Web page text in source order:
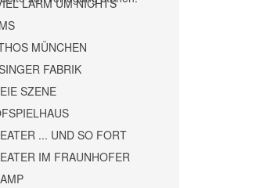
LÄRM UM NICHTS
MÜNCHEN
FABRIK
SZENE
... UND SO FORT
IM FRAUNHOFER